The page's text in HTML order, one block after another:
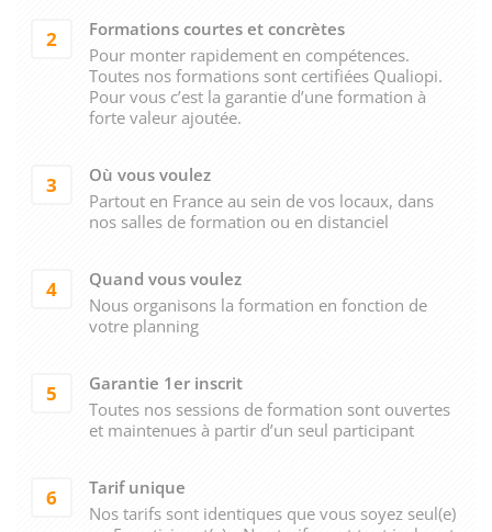
2
Formations courtes et concrètes
Pour monter rapidement en compétences.
Toutes nos formations sont certifiées Qualiopi.
Pour vous c’est la garantie d’une formation à
forte valeur ajoutée.
3
Où vous voulez
Partout en France au sein de vos locaux, dans
nos salles de formation ou en distanciel
4
Quand vous voulez
Nous organisons la formation en fonction de
votre planning
5
Garantie 1er inscrit
Toutes nos sessions de formation sont ouvertes
et maintenues à partir d’un seul participant
6
Tarif unique
Nos tarifs sont identiques que vous soyez seul(e)